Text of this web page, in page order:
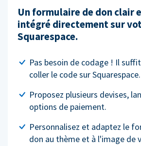
Un formulaire de don clair
intégré directement sur
Squarespace.
Pas besoin de codage ! Il
coller le code sur Squarespace.
Proposez plusieurs devises,
options de paiement.
Personnalisez et adaptez le
don au thème et à l'image de